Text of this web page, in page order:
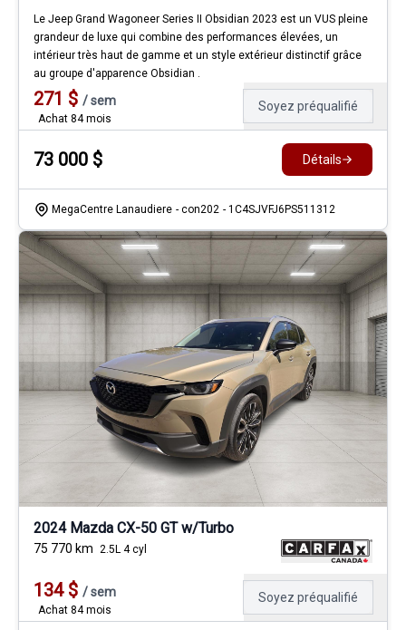
Le Jeep Grand Wagoneer Series II Obsidian 2023 est un VUS pleine
grandeur de luxe qui combine des performances élevées, un
intérieur très haut de gamme et un style extérieur distinctif grâce
au groupe d'apparence Obsidian .
271 $ /sem
Achat 84 mois
Soyez préqualifié
73 000 $ Détails
MegaCentre Lanaudiere - con202 - 1C4SJVFJ6PS511312
2024 Mazda CX-50 GT w/Turbo
75 770 km 2.5L 4 cyl
134$ /sem
Achat 84 mois
Soyez préqualifié